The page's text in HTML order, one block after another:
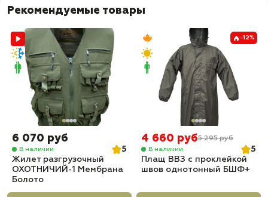
Рекомендуемые товары
6 070 руб
В наличии
5
Жилет разгрузочный
ОХОТНИЧИЙ-1 Мембрана
Болото
-12%
4 660 руб5 295 руб
В наличии
5
Плащ ВВЗ с проклейкой
швов однотонный БШФ+